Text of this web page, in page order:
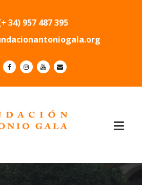
34) 957 487 395